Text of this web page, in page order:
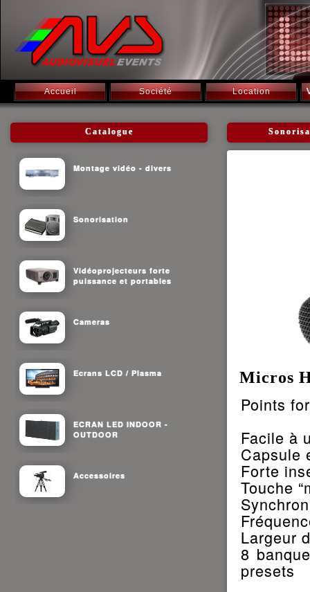
Accueil Société Location
Catalogue
Montage vidéo - divers
Sonorisation
Vidéoprojecteurs forte
puissance et portables
Cameras
Ecrans LCD / Plasma
ECRAN LED INDOOR -
OUTDOOR
Accessoires
Micros
Points
Facile à
Capsule
Forte
Touche
Largeur
8
presets